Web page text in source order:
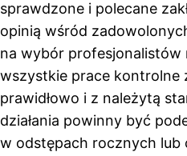
sprawdzone i polecane
opinią wśród
na wybór profesjonalistów
wszystkie prace kontrolne
prawidłowo i z należytą
działania powinny być
w odstępach rocznych lub